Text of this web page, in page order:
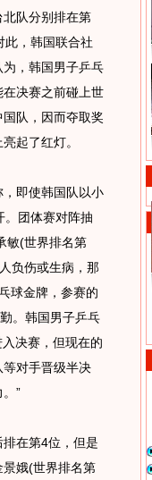
北队分别排在第
此，韩国联合社
为，韩国男子乒乓
在决赛之前碰上世
队，因而夺取奖
起了红灯。
即使韩国队以小
。团体赛对阵抽
敏(世界排名第
负伤或生病，那
球金牌，参赛的
。韩国男子乒乓
决赛，但现在的
对手晋级半决
”
在第4位，但是
娥(世界排名第